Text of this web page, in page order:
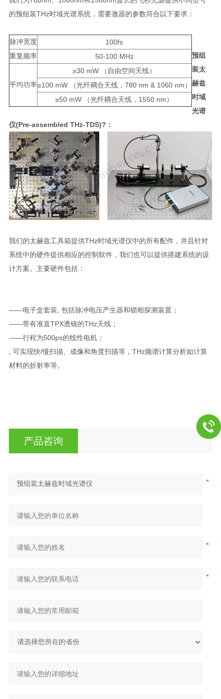
的预组装THz时域光谱系统，需要激器的参数符合以下要求：
脉冲宽度 100fs
重复频率 50-100 MHz
平均功率
≥30 mW （自由空间天线）
≥100 mW （光纤耦合天线，780 nm & 1060 nm）
≥50 mW （光纤耦合天线，1550 nm）
预组
装太
赫兹
时域
光谱
仪(Pre-assembled THz-TDS)?：
我们的太赫兹工具箱提供THz时域光谱仪中的所有配件，并且针对
系统中的硬件提供相应的控制软件，我们也可以提供搭建系统的设
计方案。主要硬件包括：
——电子盒套装, 包括脉冲电压产生器和锁相探测装置；
——带有准直TPX透镜的THz天线；
——行程为500ps的线性电机；
, 可实现快/慢扫描、成像和角度扫描等，THz频谱计算分析如计算
材料的折射率等。
产品咨询